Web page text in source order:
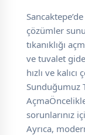
çözümler
tıkanıklığı
ve tuvalet
hızlı ve
Sunduğumuz
sorunlarınız
Ayrıca,